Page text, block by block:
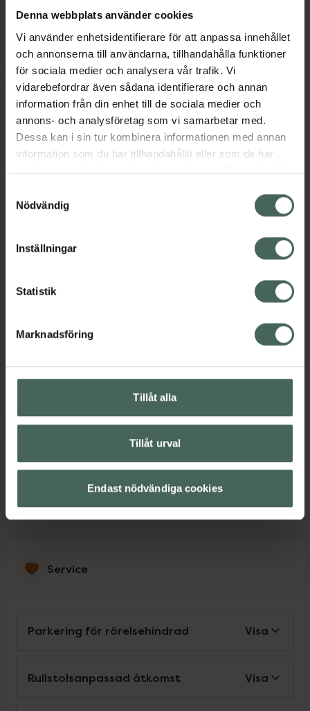
Denna webbplats använder cookies
Vi använder enhetsidentifierare för att anpassa innehållet
och annonserna till användarna, tillhandahålla funktioner
för sociala medier och analysera vår trafik. Vi
vidarebefordrar även sådana identifierare och annan
information från din enhet till de sociala medier och
annons- och analysföretag som vi samarbetar med.
Dessa kan i sin tur kombinera informationen med annan
information som du har tillhandahållit eller som de har
samlat in när du har använt deras tjänster. Samtycke till
återkalla ditt samtycke via webbplatsens
cookieinställningar. Ett återkallat samtycke påverkar inte
lagligheten av behandling som skett innan återkallelsen.
Nödvändig
Inställningar
Statistik
Marknadsföring
Tillåt alla
Tillåt urval
Endast nödvändiga cookies
Kupolen Köpcentrum
78170 Borlänge
Öppettider idag
10:00-18:00
Torsdag
Fredag
Lördag 10:00-18:00
-18:00
Språk
Service
Parkering för rörelsehindrad Visa
Rullstolsanpassad åtkomst Visa